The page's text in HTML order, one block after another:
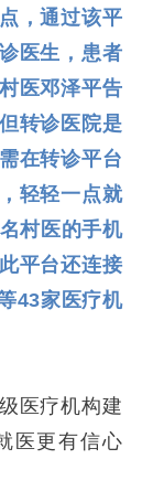
，通过该平
医生，患者
医邓泽平告
转诊医院是
在转诊平台
轻轻一点就
村医的手机
平台还连接
43家医疗机
医疗机构建
医更有信心